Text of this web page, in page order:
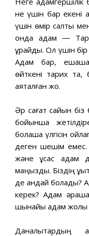
не үшін бар екені
үшін өмір салты
онда адам ―
құрайды. Ол үшін
Адам бар,
өйткені тарих та,
аяқталған жоқ.
Әр сағат сайын біз
бойынша
болашақ үлгісін
деген шешім емес.
және ұқсас адам
маңызды. Біздің
де қандай болады?
керек? Адам
шынайы адам жолы
Даналықтардың